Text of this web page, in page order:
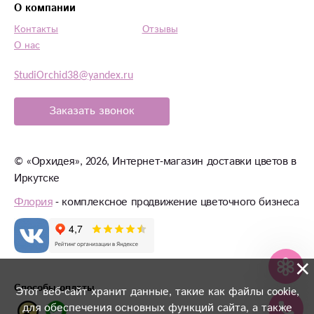
девушками из салона, слышать родной
сибирский говор, от которого становится тепло
на душе.До новых телефонных встреч.
Этот веб-сайт хранит данные, такие как файлы cookie,
для обеспечения основных функций сайта, а также
×
StudiOrchid38@yandex.ru
Заказать звонок
О компании
Контакты
О нас
Отзывы
© «Орхидея», 2026, Интернет-магазин доставки цветов в
Иркутске
Флория- комплексное продвижение цветочного бизнеса
Способы оплаты